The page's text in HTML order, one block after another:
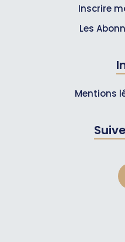
Inscrire
Les
Mentions